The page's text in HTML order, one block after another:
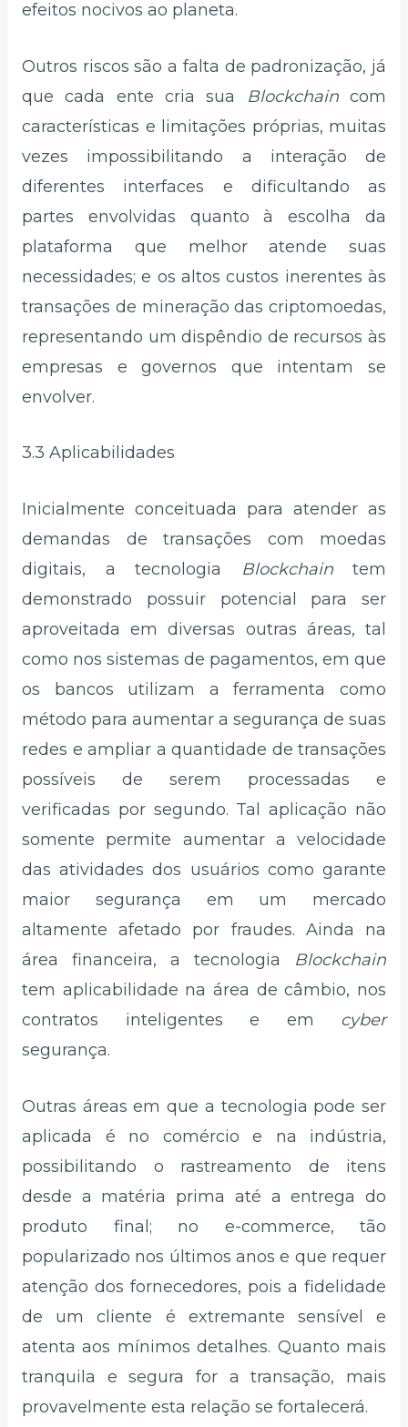
efeitos nocivos ao planeta.
Outros riscos são a falta de padronização, já
que cada ente cria sua
Blockchaincom
características e limitações próprias, muitas
vezes impossibilitando a interação de
diferentes interfaces e dificultando as
partes envolvidas quanto à escolha da
plataforma que melhor atende suas
necessidades; e os altos custos inerentes às
transações de mineração das criptomoedas,
representando um dispêndio de recursos às
empresas e governos que intentam se
envolver.
3.3 Aplicabilidades
Inicialmente conceituada para atender as
demandas de transações com moedas
digitais, a tecnologia
Blockchaintem
demonstrado possuir potencial para ser
aproveitada em diversas outras áreas, tal
como nos sistemas de pagamentos, em que
os bancos utilizam a ferramenta como
método para aumentar a segurança de suas
redes e ampliar a quantidade de transações
possíveis de serem processadas e
verificadas por segundo. Tal aplicação não
somente permite aumentar a velocidade
das atividades dos usuários como garante
maior segurança em um mercado
altamente afetado por fraudes. Ainda na
área financeira, a tecnologia Blockchain
tem aplicabilidade na área de câmbio, nos
contratos inteligentes e em cyber
segurança.
Outras áreas em que a tecnologia pode ser
aplicada é no comércio e na indústria,
possibilitando o rastreamento de itens
desde a matéria prima até a entrega do
produto final; no e-commerce, tão
popularizado nos últimos anos e que requer
atenção dos fornecedores, pois a fidelidade
de um cliente é extremante sensível e
atenta aos mínimos detalhes. Quanto mais
tranquila e segura for a transação, mais
provavelmente esta relação se fortalecerá.